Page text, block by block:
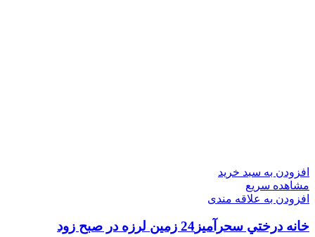
افزودن به سبد خرید
مشاهده سریع
افزودن به علاقه مندی
خانه درختي سحرآميز24 زمين لرزه در صبح زود